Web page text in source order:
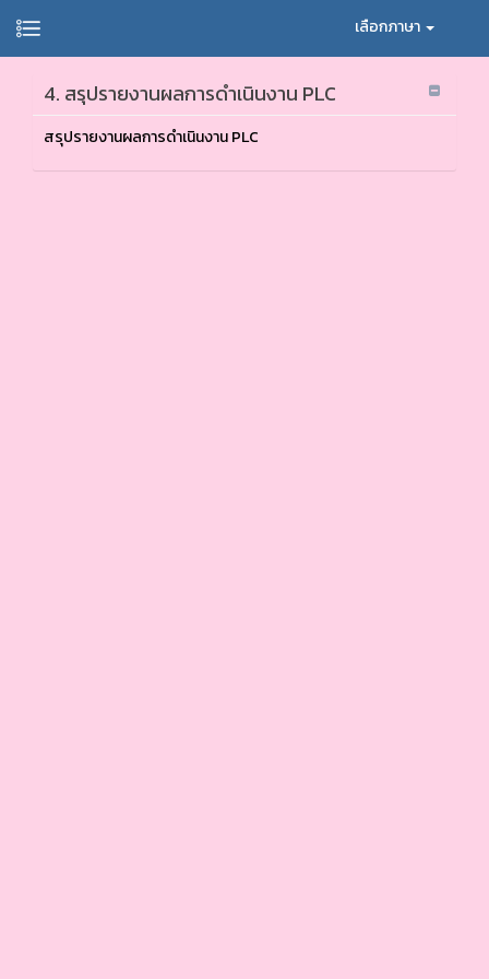
เลือกภาษา
4. สรุปรายงานผลการดำเนินงาน PLC
สรุปรายงานผลการดำเนินงาน PLC